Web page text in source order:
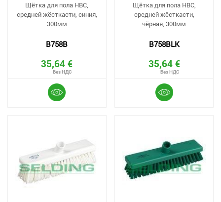
Щётка для пола HBC,
средней жёсткасти, синия,
300мм
B758B
35,64 €
Щётка для пола HBC,
средней жёсткасти,
чёрная, 300мм
B758BLK
35,64 €